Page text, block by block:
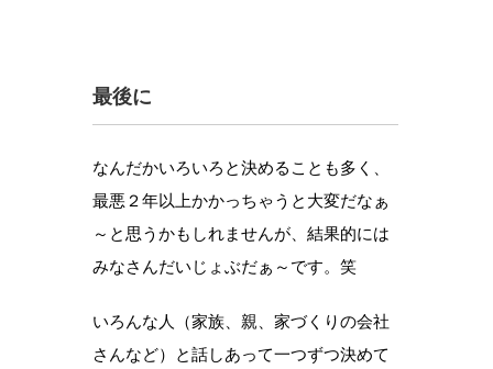
最後に
なんだかいろいろと決めることも多く、
最悪２年以上かかっちゃうと大変だなぁ
～と思うかもしれませんが、結果的には
みなさんだいじょぶだぁ～です。笑
いろんな人（家族、親、家づくりの会社
さんなど）と話しあって一つずつ決めて